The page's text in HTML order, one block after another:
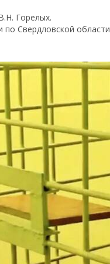
Горелых.
Свердловской области